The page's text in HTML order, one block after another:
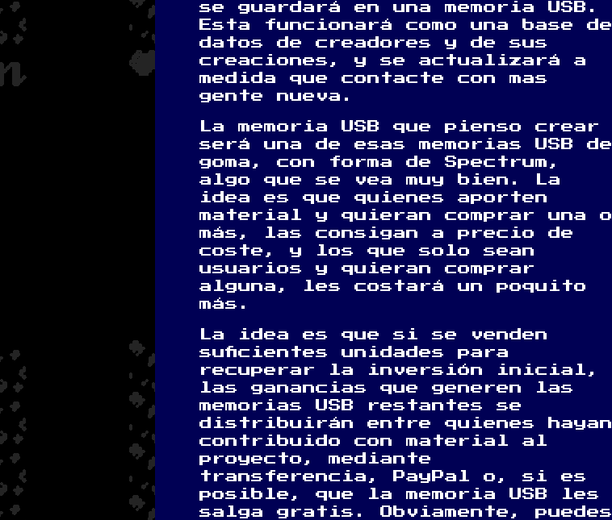
se guardará en una memoria USB.
Esta funcionará como una base de
datos de creadores y de sus
creaciones, y se actualizará a
medida que contacte con mas
gente nueva.
La memoria USB que pienso crear
será una de esas memorias USB de
goma, con forma de Spectrum,
algo que se vea muy bien. La
idea es que quienes aporten
material y quieran comprar una o
más, las consigan a precio de
coste, y los que solo sean
usuarios y quieran comprar
alguna, les costará un poquito
más.
La idea es que si se venden
suficientes unidades para
recuperar la inversión inicial,
las ganancias que generen las
memorias USB restantes se
distribuirán entre quienes hayan
contribuido con material al
proyecto, mediante
transferencia, PayPal o, si es
posible, que la memoria USB les
salga gratis. Obviamente, puedes